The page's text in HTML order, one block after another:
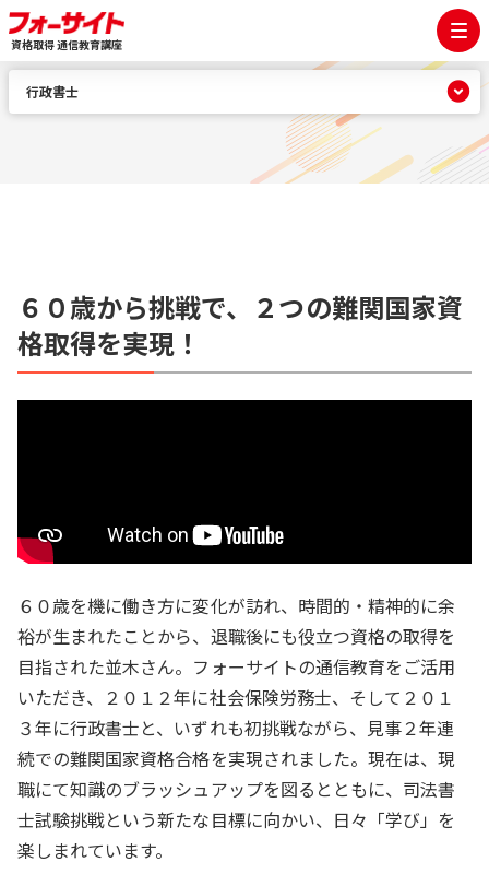
資格取得 通信教育講座
６０歳から挑戦で、２つの難関国家資
格取得を実現！
６０歳を機に働き方に変化が訪れ、時間的・精神的に余
裕が生まれたことから、退職後にも役立つ資格の取得を
目指された並木さん。フォーサイトの通信教育をご活用
いただき、２０１２年に社会保険労務士、そして２０１
３年に行政書士と、いずれも初挑戦ながら、見事２年連
続での難関国家資格合格を実現されました。現在は、現
職にて知識のブラッシュアップを図るとともに、司法書
士試験挑戦という新たな目標に向かい、日々「学び」を
楽しまれています。
行政書士